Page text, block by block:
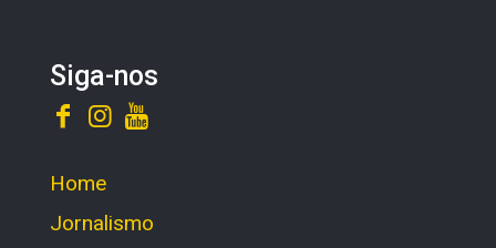
Siga-nos
Home
Jornalismo